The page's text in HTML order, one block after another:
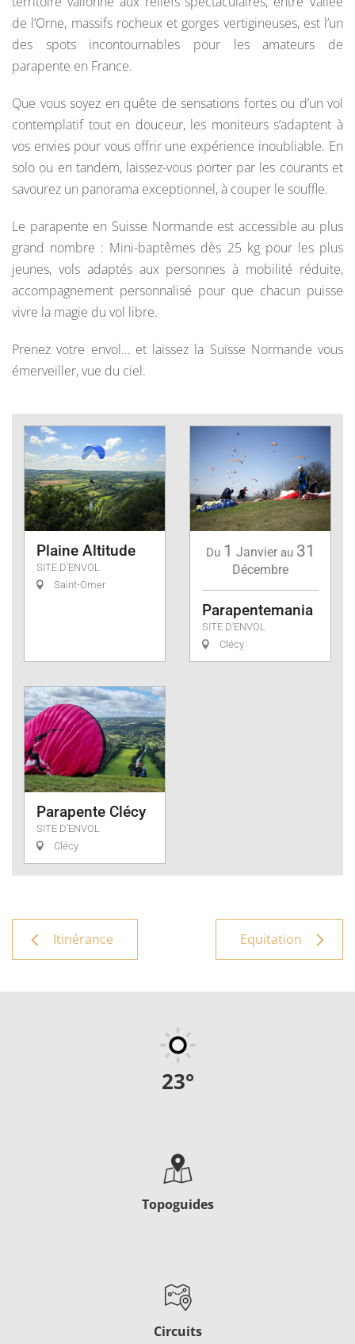
de l’Orne, massifs rocheux et gorges vertigineuses, est l’un
des spots incontournables pour les amateurs de
parapente en France.
Que vous soyez en quête de sensations fortes ou d’un vol
contemplatif tout en douceur, les moniteurs s’adaptent à
vos envies pour vous offrir une expérience inoubliable. En
solo ou en tandem, laissez-vous porter par les courants et
savourez un panorama exceptionnel, à couper le souffle.
Le parapente en Suisse Normande est accessible au plus
grand nombre : Mini-baptêmes dès 25 kg pour les plus
jeunes, vols adaptés aux personnes à mobilité réduite,
accompagnement personnalisé pour que chacun puisse
vivre la magie du vol libre.
Prenez votre envol… et laissez la Suisse Normande vous
émerveiller, vue du ciel.
Plaine Altitude
SITE D'ENVOL
Saint-Omer
Du 1 Janvier au 31
Décembre
Parapentemania
SITE D'ENVOL
Clécy
Parapente Clécy
SITE D'ENVOL
Clécy
Itinérance Equitation
23°
Topoguides
Circuits